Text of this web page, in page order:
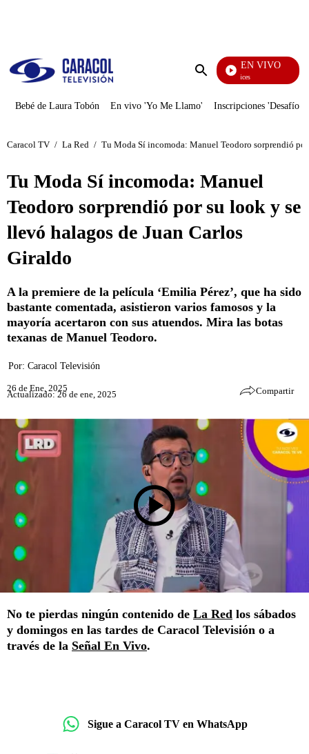
Enviar
EN VIVO
Sábados Felices
Bebé de Laura Tobón En vivo 'Yo Me Llamo' Inscripciones 'Desafío'
Caracol TV / La Red / Tu Moda Sí incomoda: Manuel Teodoro sorprendió
Tu Moda Sí incomoda: Manuel
Teodoro sorprendió por su look y se
llevó halagos de Juan Carlos
Giraldo
A la premiere de la película ‘Emilia Pérez’, que ha sido
bastante comentada, asistieron varios famosos y la
mayoría acertaron con sus atuendos. Mira las botas
texanas de Manuel Teodoro.
Por: Caracol Televisión
26 de Ene, 2025
Actualizado: 26 de ene, 2025 Compartir
No te pierdas ningún contenido de La Red los sábados
y domingos en las tardes de Caracol Televisión o a
través de la Señal En Vivo.
Sigue a Caracol TV en WhatsApp